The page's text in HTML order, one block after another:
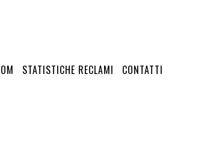
STATISTICHE RECLAMI CONTATTI